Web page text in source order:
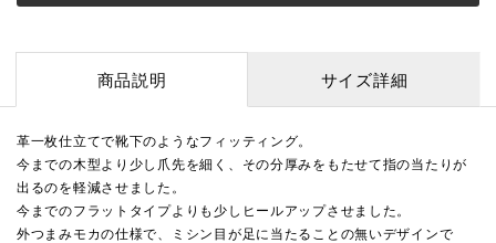
商品説明 サイズ詳細
革一枚仕立てで靴下のようなフィッティング。
今までの木型より少し爪先を細く、その分厚みをもたせて指の当たりが
出るのを軽減させました。
今までのフラットタイプよりも少しヒールアップさせました。
外つまみモカの仕様で、ミシン目が足に当たることの無いデザインで